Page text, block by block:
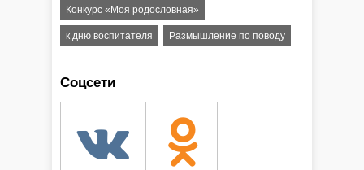
Конкурс «Моя родословная»
к дню воспитателя Размышление по поводу
Соцсети